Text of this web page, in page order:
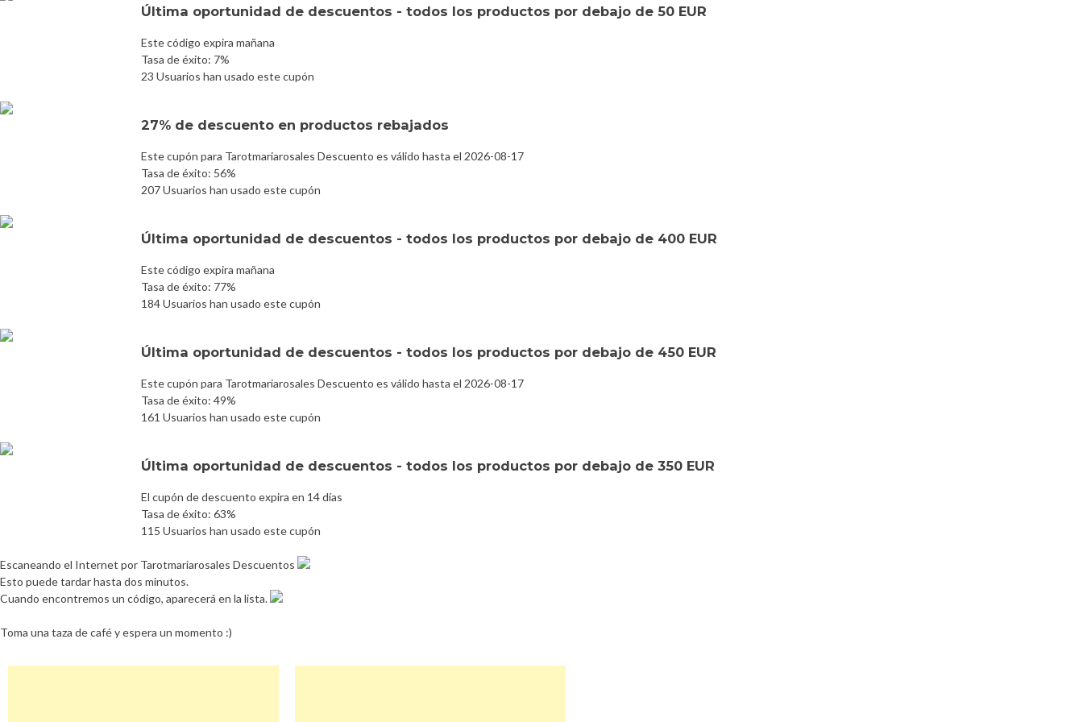
Última oportunidad de descuentos - todos los productos por debajo de 50 EUR
Este código expira mañana
Tasa de éxito: 7%
23 Usuarios han usado este cupón
27% de descuento en productos rebajados
Este cupón para Tarotmariarosales Descuento es válido hasta el 2026-08-17
Tasa de éxito: 56%
207 Usuarios han usado este cupón
Última oportunidad de descuentos - todos los productos por debajo de 400 EUR
Este código expira mañana
Tasa de éxito: 77%
184 Usuarios han usado este cupón
Última oportunidad de descuentos - todos los productos por debajo de 450 EUR
Este cupón para Tarotmariarosales Descuento es válido hasta el 2026-08-17
Tasa de éxito: 49%
161 Usuarios han usado este cupón
Última oportunidad de descuentos - todos los productos por debajo de 350 EUR
El cupón de descuento expira en 14 días
Tasa de éxito: 63%
115 Usuarios han usado este cupón
Escaneando el Internet por Tarotmariarosales Descuentos
Esto puede tardar hasta dos minutos.
Cuando encontremos un código, aparecerá en la lista.
Toma una taza de café y espera un momento :)